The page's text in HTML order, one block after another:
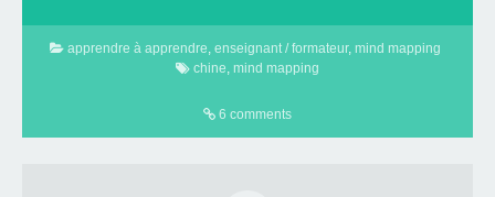
apprendre à apprendre, enseignant / formateur, mind mapping
chine, mind mapping
6 comments